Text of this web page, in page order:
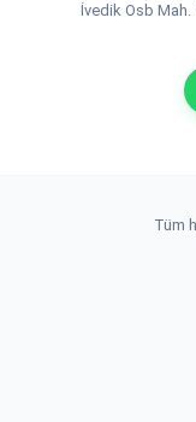
İvedik Osb Mah.
Tüm